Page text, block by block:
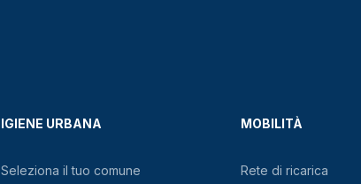
IGIENE URBANA
Seleziona il tuo comune
MOBILITÀ
Rete di ricarica